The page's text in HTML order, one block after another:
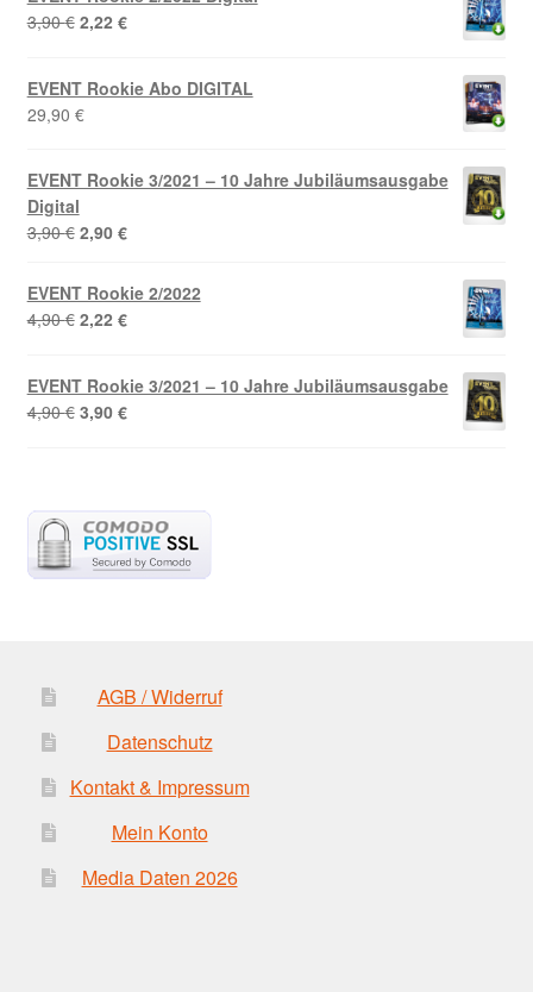
3,90€ Ursprünglicher
3,90 €
2,22 €Aktueller
2,22 €.
EVENT Rookie Abo DIGITAL
29,90 €
EVENT Rookie 3/2021 – 10 Jahre Jubiläumsausgabe
Digital
3,90€ Ursprünglicher
war:
3,90 €
2,90 €Aktueller
ist:
2,90 €.
EVENT Rookie 2/2022
4,90€ Ursprünglicher
4,90 €
2,22 €Aktueller
2,22 €.
EVENT Rookie 3/2021 – 10 Jahre Jubiläumsausgabe
4,90€ Ursprünglicher
3,90 €Aktueller
AGB / Widerruf
Datenschutz
Kontakt & Impressum
Mein Konto
Media Daten 2026